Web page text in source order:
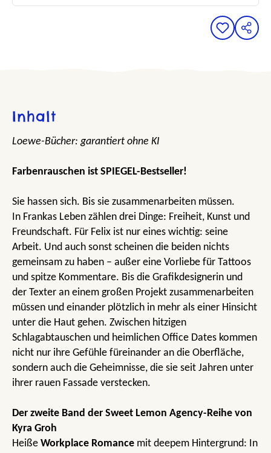
Inhalt
Loewe-Bücher: garantiert ohne KI
Farbenrauschen ist SPIEGEL-Bestseller!
Sie hassen sich. Bis sie zusammenarbeiten müssen.
In Frankas Leben zählen drei Dinge: Freiheit, Kunst und
Freundschaft. Für Felix ist nur eines wichtig: seine
Arbeit. Und auch sonst scheinen die beiden nichts
gemeinsam zu haben – außer eine Vorliebe für Tattoos
und spitze Kommentare. Bis die Grafikdesignerin und
der Texter an einem großen Projekt zusammenarbeiten
müssen und einander plötzlich in mehr als einer Hinsicht
unter die Haut gehen. Zwischen hitzigen
Schlagabtauschen und heimlichen Office Dates kommen
nicht nur ihre Gefühle füreinander an die Oberfläche,
sondern auch die Geheimnisse, die sie seit Jahren unter
ihrer rauen Fassade verstecken.
Der zweite Band der Sweet Lemon Agency-Reihe von
Kyra Groh
Heiße Workplace Romance mit deepem Hintergrund: In